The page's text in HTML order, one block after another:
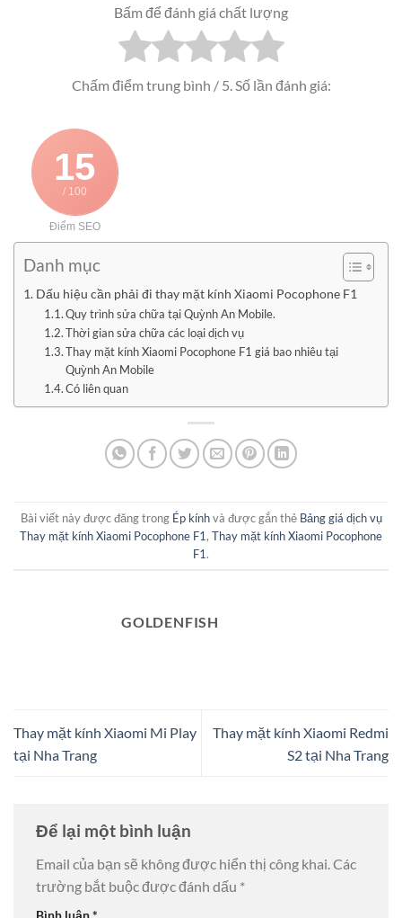
Bấm để đánh giá chất lượng
Chấm điểm trung bình / 5. Số lần đánh giá:
15
/ 100
Điểm SEO
Danh mục
Dấu hiệu cần phải đi thay mặt kính Xiaomi Pocophone F1
Quy trình sửa chữa tại Quỳnh An Mobile.
Thời gian sửa chữa các loại dịch vụ
Thay mặt kính Xiaomi Pocophone F1 giá bao nhiêu tại
Quỳnh An Mobile
Có liên quan
Bài viết này được đăng trong Ép kínhvà được gắn thẻ Bảng giá dịch vụ
Thay mặt kính Xiaomi Pocophone F1, Thay mặt kính Xiaomi Pocophone
F1.
GOLDENFISH
Thay mặt kính Xiaomi Mi Play
tại Nha Trang
Thay mặt kính Xiaomi Redmi
S2 tại Nha Trang
Để lại một bình luận
Email của bạn sẽ không được hiển thị công khai.Các
trường bắt buộc được đánh dấu *